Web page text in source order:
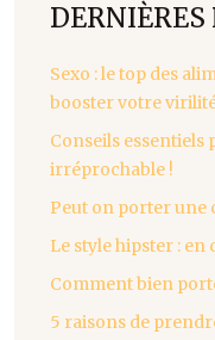
Sexo : le top des
booster votre
Conseils essentiels
irréprochable !
Peut on porter une
Le style hipster : en
Comment bien
5 raisons de